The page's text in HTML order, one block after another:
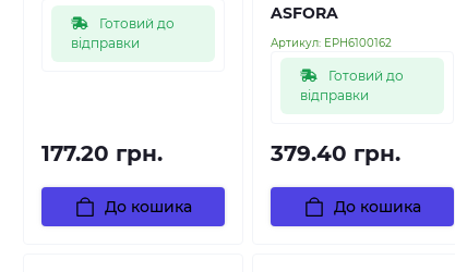
Готовий до
відправки
177.20 грн.
До кошика
ASFORA
Артикул: EPH6100162
Готовий до
відправки
379.40 грн.
До кошика